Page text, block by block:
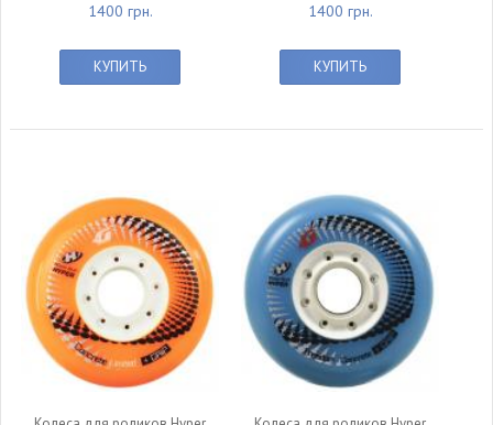
1400 грн.
КУПИТЬ
1400 грн.
КУПИТЬ